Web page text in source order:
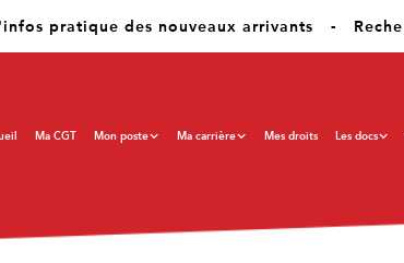
pratique des nouveaux arrivants -
Ma CGT Mon poste Ma carrière Mes droits Les docs